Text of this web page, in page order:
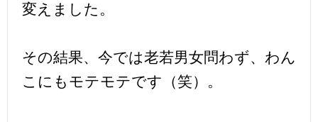
変えました。
その結果、今では老若男女問わず、わん
こにもモテモテです（笑）。